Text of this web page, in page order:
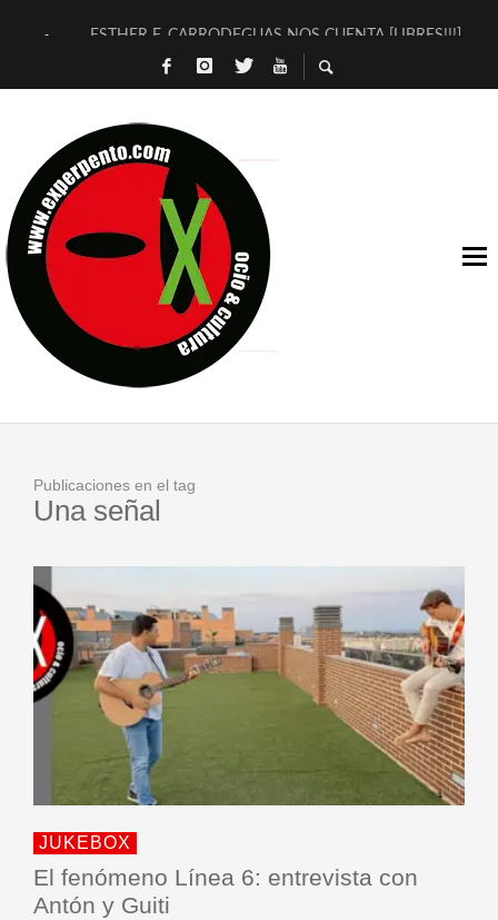
ESTHER F. CARRODEGUAS NOS CUENTA [LIBRES!!!]
[TERRA DE GUAPES] DE SANDRA MONFORT
TIMBRE 4, LA ESCUELA DEL DIRECTOR TEATRAL CLAUDIO
30 AÑOS (NO ES NADA) DE LA KATARSIS DEL TOMATAZO
MILITARES JUDÍAS EN #EXVITA
D’BALDOMEROS REINVENTAN [BITÁCORA 3.0] EN EXVITA
MARSHALL FLASH PRESENTA EN EXVITA [RELATIVA
JOFRE BARDAGÍ EN EXVITA INTERPRETANDO A SERRAT
Publicaciones en el tag
Una señal
JUKEBOX
El fenómeno Línea 6: entrevista con
Antón y Guiti